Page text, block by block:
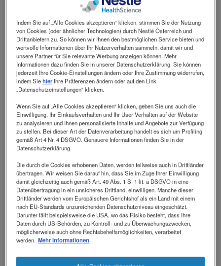
Eine ausgewogene Ernährung liefert Makro- und
Mikronährstoffe als Bausteine für altersgerechtes
Wachstum und Entwicklung. Diese ist gerade im
Kinder- und Jugendalter von enormer Bedeutung,
damit die Kleinsten unter uns ihr volles Potential
ausschöpfen können.
Die Realität zeigt aber, dass eine ausgewogene,
bedarfsgerechte Ernährung durch einen
gesteigerten Energiebedarf, unzureichende
Nahrungsaufnahme oder Malabsorption aufgrund
von akuten oder chronischen Erkrankungen
schwer zu erreichen sein kann. Mangelernährung
und eine daraus resultierende Wachstums- und
Gedeihstörung kann die Folge sein.1 Rund 15-30 %
der pädiatrischen Patient:innen in Europa sind
mangelernährt und bedürfen daher besonderer
Aufmerksamkeit.2
Nestle Health Science richtet mit der
Produktgruppe der Energenies den Fokus auf die
ein Energie-Genie, das betroffene Kinder ab
Indem Sie auf „Alle Cookies akzeptieren“ klicken, stimmen Sie der Nutzung
von Cookies (oder ähnlicher Technologien) durch Nestlé Österreich und
Drittanbietern zu. So können wir Ihnen den bestmöglichen Service bieten und
wertvolle Informationen über Ihr Nutzerverhalten sammeln, damit wir und
unsere Partner für Sie relevante Werbung anzeigen können. Mehr
Informationen dazu finden Sie in unserer Datenschutzerklärung. Sie können
jederzeit Ihre Cookie-Einstellungen ändern oder Ihre Zustimmung widerrufen,
indem SiehierIhre Präferenzen ändern oder auf den Link
„Datenschutzeinstellungen“ klicken.
Wenn Sie auf „Alle Cookies akzeptieren“ klicken, geben Sie uns auch die
Einwilligung, Ihr Einkaufsverhalten und Ihr User Verhalten auf der Website
zu analysieren und Ihnen personalisierte Inhalte und Angebote zur Verfügung
zu stellen. Bei dieser Art der Datenverarbeitung handelt es sich um Profiling
gemäß Art 4 Nr. 4 DSGVO. Genauere Informationen finden Sie in der
Datenschutzerklärung.
Die durch die Cookies erhobenen Daten, werden teilweise auch in Drittländer
übertragen. Wir weisen Sie darauf hin, dass Sie im Zuge Ihrer Einwilligung
damit gleichzeitig auch gemäß Art. 49 Abs. 1 S. 1 lit. a DSGVO in eine
Datenübertragung in ein unsicheres Drittland, einwilligen. Manche dieser
Drittländer werden vom Europäischen Gerichtshof als ein Land mit einem
nach EU-Standards unzureichenden Datenschutzniveau eingeschätzt.
Darunter fällt beispielsweise die USA, wo das Risiko besteht, dass Ihre
Daten durch US-Behörden, zu Kontroll- und zu Überwachungszwecken,
möglicherweise auch ohne Rechtsbehelfsmöglichkeiten, verarbeitet
werden. Mehr Informationen